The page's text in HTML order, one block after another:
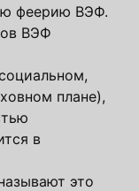
феерию ВЭФ.
ВЭФ
плане),
в
это